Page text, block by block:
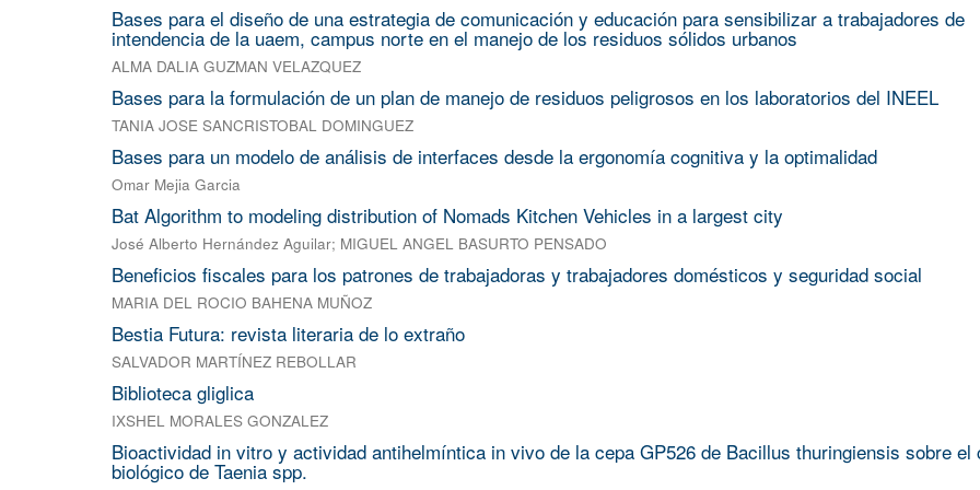
Bases para el diseño de una estrategia de comunicación y educación para sensibilizar a trabajadores de
intendencia de la uaem, campus norte en el manejo de los residuos sólidos urbanos
ALMA DALIA GUZMAN VELAZQUEZ
Bases para la formulación de un plan de manejo de residuos peligrosos en los laboratorios del INEEL
TANIA JOSE SANCRISTOBAL DOMINGUEZ
Bases para un modelo de análisis de interfaces desde la ergonomía cognitiva y la optimalidad
Omar Mejia Garcia
Bat Algorithm to modeling distribution of Nomads Kitchen Vehicles in a largest city
José Alberto Hernández Aguilar; MIGUEL ANGEL BASURTO PENSADO
Beneficios fiscales para los patrones de trabajadoras y trabajadores domésticos y seguridad social
MARIA DEL ROCIO BAHENA MUÑOZ
Bestia Futura: revista literaria de lo extraño
SALVADOR MARTÍNEZ REBOLLAR
Biblioteca gliglica
IXSHEL MORALES GONZALEZ
Bioactividad in vitro y actividad antihelmíntica in vivo de la cepa GP526 de Bacillus thuringiensis sobre el
biológico de Taenia spp.